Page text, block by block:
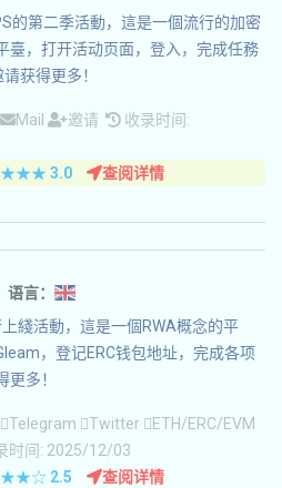
的第二季活動，這是一個流行的加密
臺，打开活动页面，登入，完成任務
获得更多！
Mail 邀请
收录时间:
★★★ 3.0 查阅详情
言：
綫活動，這是一個RWA概念的平
，登记ERC钱包地址，完成各项
更多！
Telegram Twitter
ETH/ERC/EVM
时间: 2025/12/03
★★☆ 2.5 查阅详情